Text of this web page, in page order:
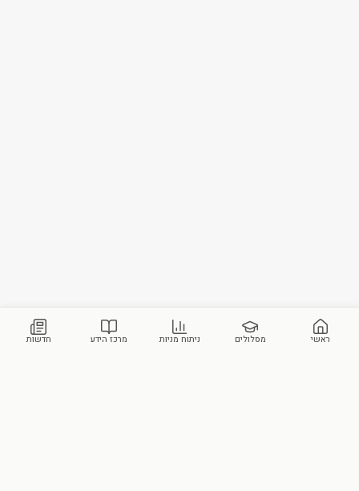
ראשי מסלולים ניתוח מניות מרכז הידע חדשות